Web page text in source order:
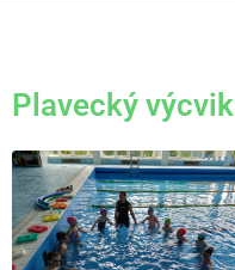
Plavecký výcvik